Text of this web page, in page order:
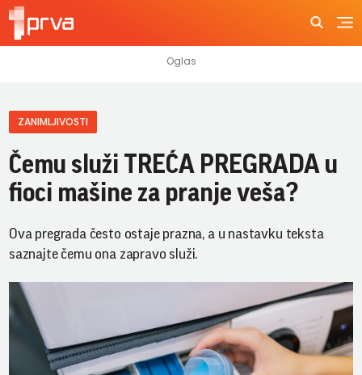
ZANIMLJIVOSTI
Čemu služi TREĆA PREGRADA u
fioci mašine za pranje veša?
Ova pregrada često ostaje prazna, a u nastavku teksta
saznajte čemu ona zapravo služi.